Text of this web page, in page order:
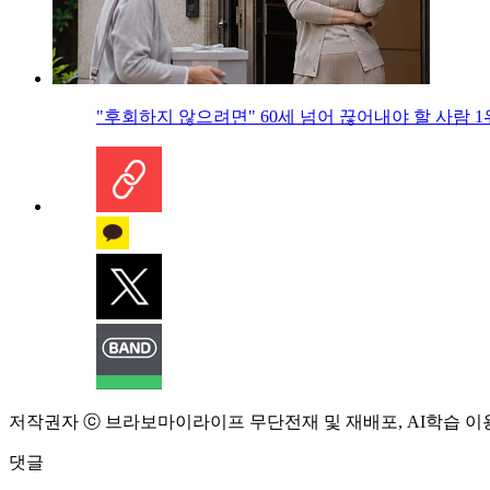
"후회하지 않으려면" 60세 넘어 끊어내야 할 사람 1
저작권자 ⓒ 브라보마이라이프 무단전재 및 재배포, AI학습 이
댓글